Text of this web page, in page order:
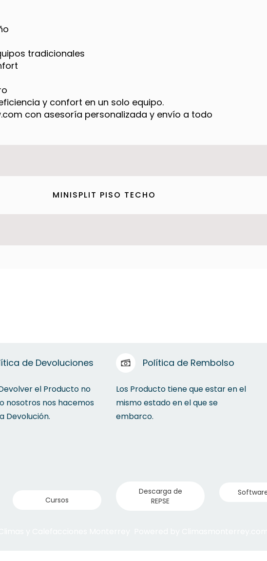
tradicionales
y confort en un solo equipo.
con asesoría personalizada y envío a todo
MINISPLIT PISO TECHO
de Devoluciones
el Producto no
nosotros nos hacemos
Devolución.
Política de Rembolso
Los Producto tiene que estar en el
mismo estado en el que se
embarco.
Cursos
Descarga de
REPSE